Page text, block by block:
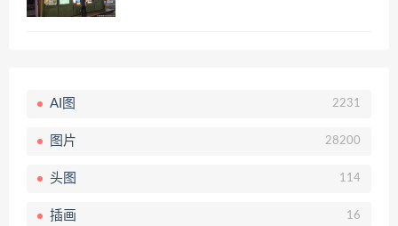
AI图 2231
图片 28200
头图 114
插画 16